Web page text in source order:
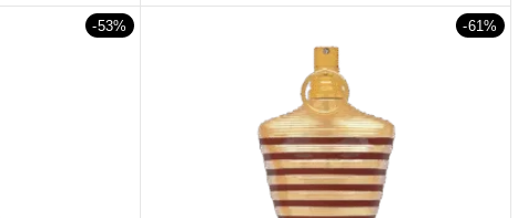
-53% -61%